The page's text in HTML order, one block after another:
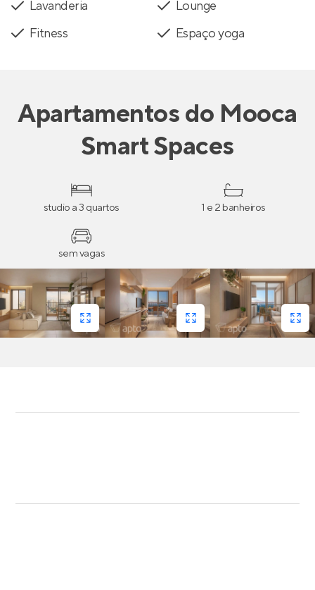
Lavanderia
Lounge
Fitness
Espaço yoga
Apartamentosdo Mooca
Smart Spaces
studio a 3 quartos 1 e 2 banheiros
sem vagas